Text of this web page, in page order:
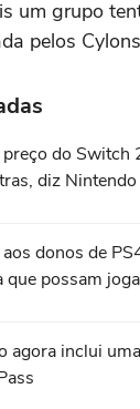
um grupo
pelos
do Switch
diz Nintendo
donos de
que possam
agora inclui